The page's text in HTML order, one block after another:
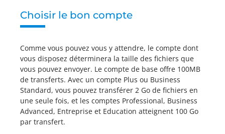
Choisir le bon compte
Comme vous pouvez vous y attendre, le compte dont
vous disposez déterminera la taille des fichiers que
vous pouvez envoyer. Le compte de base offre 100MB
de transferts. Avec un compte Plus ou Business
Standard, vous pouvez transférer 2 Go de fichiers en
une seule fois, et les comptes Professional, Business
Advanced, Entreprise et Education atteignent 100 Go
par transfert.